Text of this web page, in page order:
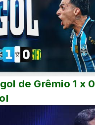
de Grêmio 1 x 0